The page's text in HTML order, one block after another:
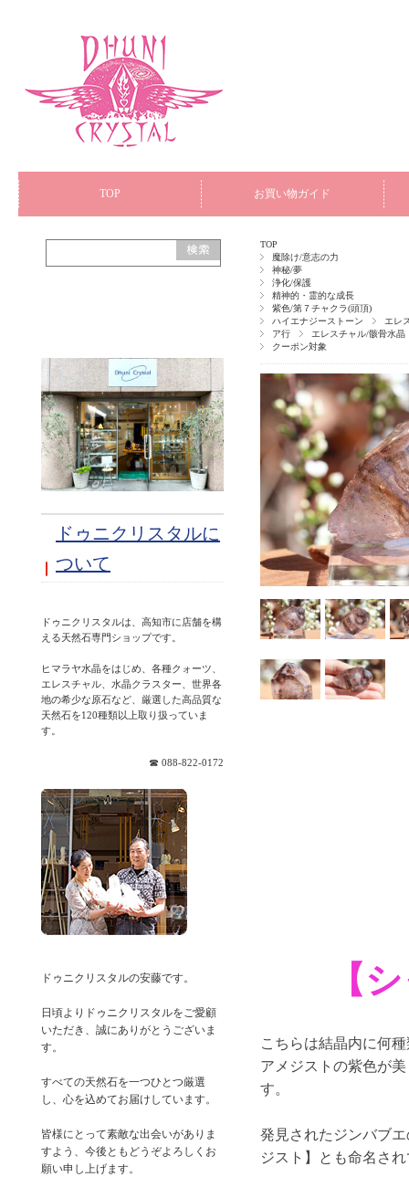
TOP お買い物ガイド
TOP
魔除け/意志の力
神秘/夢
浄化/保護
精神的・霊的な成長
紫色/第７チャクラ(頭頂)
ハイエナジーストーン
エレ
ア行
エレスチャル/骸骨水晶
クーポン対象
【
こちらは結晶内に何
アメジストの紫色が
す。
発見されたジンバブ
ジスト】とも命名さ
ドゥニクリスタルに
ついて
ドゥニクリスタルは、高知市に店舗を構
える天然石専門ショップです。
ヒマラヤ水晶をはじめ、各種クォーツ、
エレスチャル、水晶クラスター、世界各
地の希少な原石など、厳選した高品質な
天然石を120種類以上取り扱っていま
☎ 088-822-0172
ドゥニクリスタルの安藤です。
日頃よりドゥニクリスタルをご愛顧
いただき、誠にありがとうございま
す。
すべての天然石を一つひとつ厳選
し、心を込めてお届けしています。
皆様にとって素敵な出会いがありま
すよう、今後ともどうぞよろしくお